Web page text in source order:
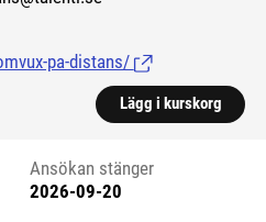
pa-distans/ (Länk till extern
Lägg i kurskorg
Ansökan stänger
2026-09-20